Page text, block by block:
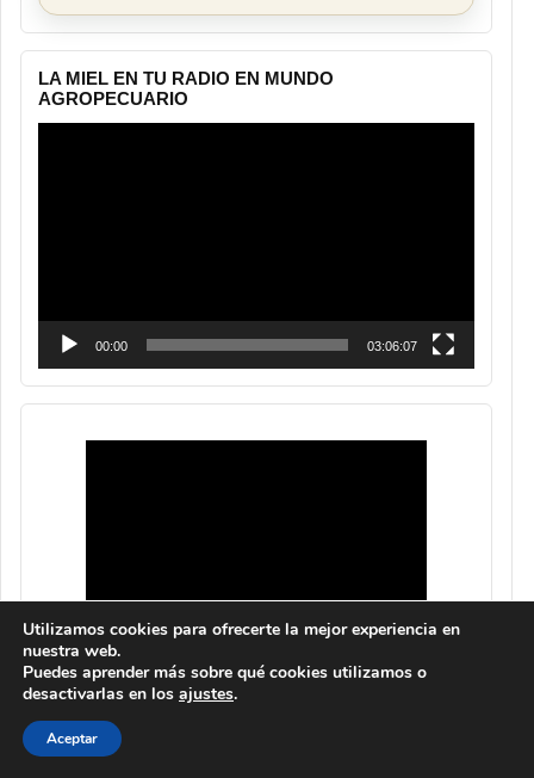
LA MIEL EN TU RADIO EN MUNDO
AGROPECUARIO
00:00 03:06:07
Utilizamos cookies para ofrecerte la mejor experiencia en
nuestra web.
Puedes aprender más sobre qué cookies utilizamos o
desactivarlas en los ajustes.
Aceptar